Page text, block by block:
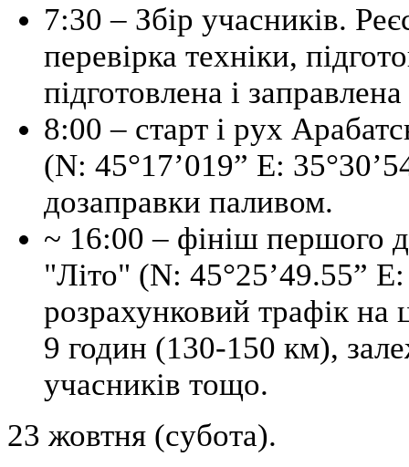
7:30 – Збір учасників.
перевірка техніки,
підготовлена і
8:00 – старт і рух
(N: 45°17’019” E:
дозаправки паливом.
~ 16:00 – фініш першого
"Літо" (N: 45°25’49.55”
розрахунковий трафік на
9 годин (130-150 км),
учасників тощо.
23 жовтня (субота).